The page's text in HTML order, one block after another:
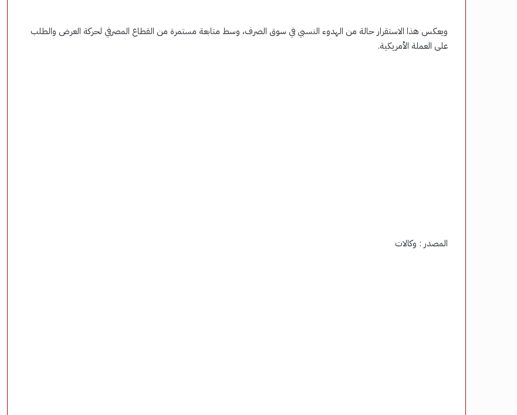
ويعكس هذا الاستقرار حالة من الهدوء النسبي في سوق الصرف، وسط متابعة مستمرة من القطاع المصرفي لحركة العرض والطلب
على العملة الأمريكية.
المصدر : وكالات